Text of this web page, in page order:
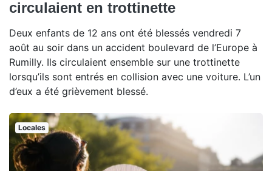
circulaient en trottinette
Deux enfants de 12 ans ont été blessés vendredi 7
août au soir dans un accident boulevard de l’Europe à
Rumilly. Ils circulaient ensemble sur une trottinette
lorsqu’ils sont entrés en collision avec une voiture. L’un
d’eux a été grièvement blessé.
Locales